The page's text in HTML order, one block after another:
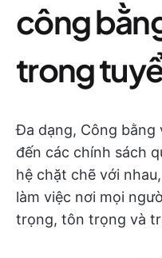
công
trong
Đa dạng, Công bằng
đến các chính sách
hệ chặt chẽ với
làm việc nơi mọi
trọng, tôn trọng và